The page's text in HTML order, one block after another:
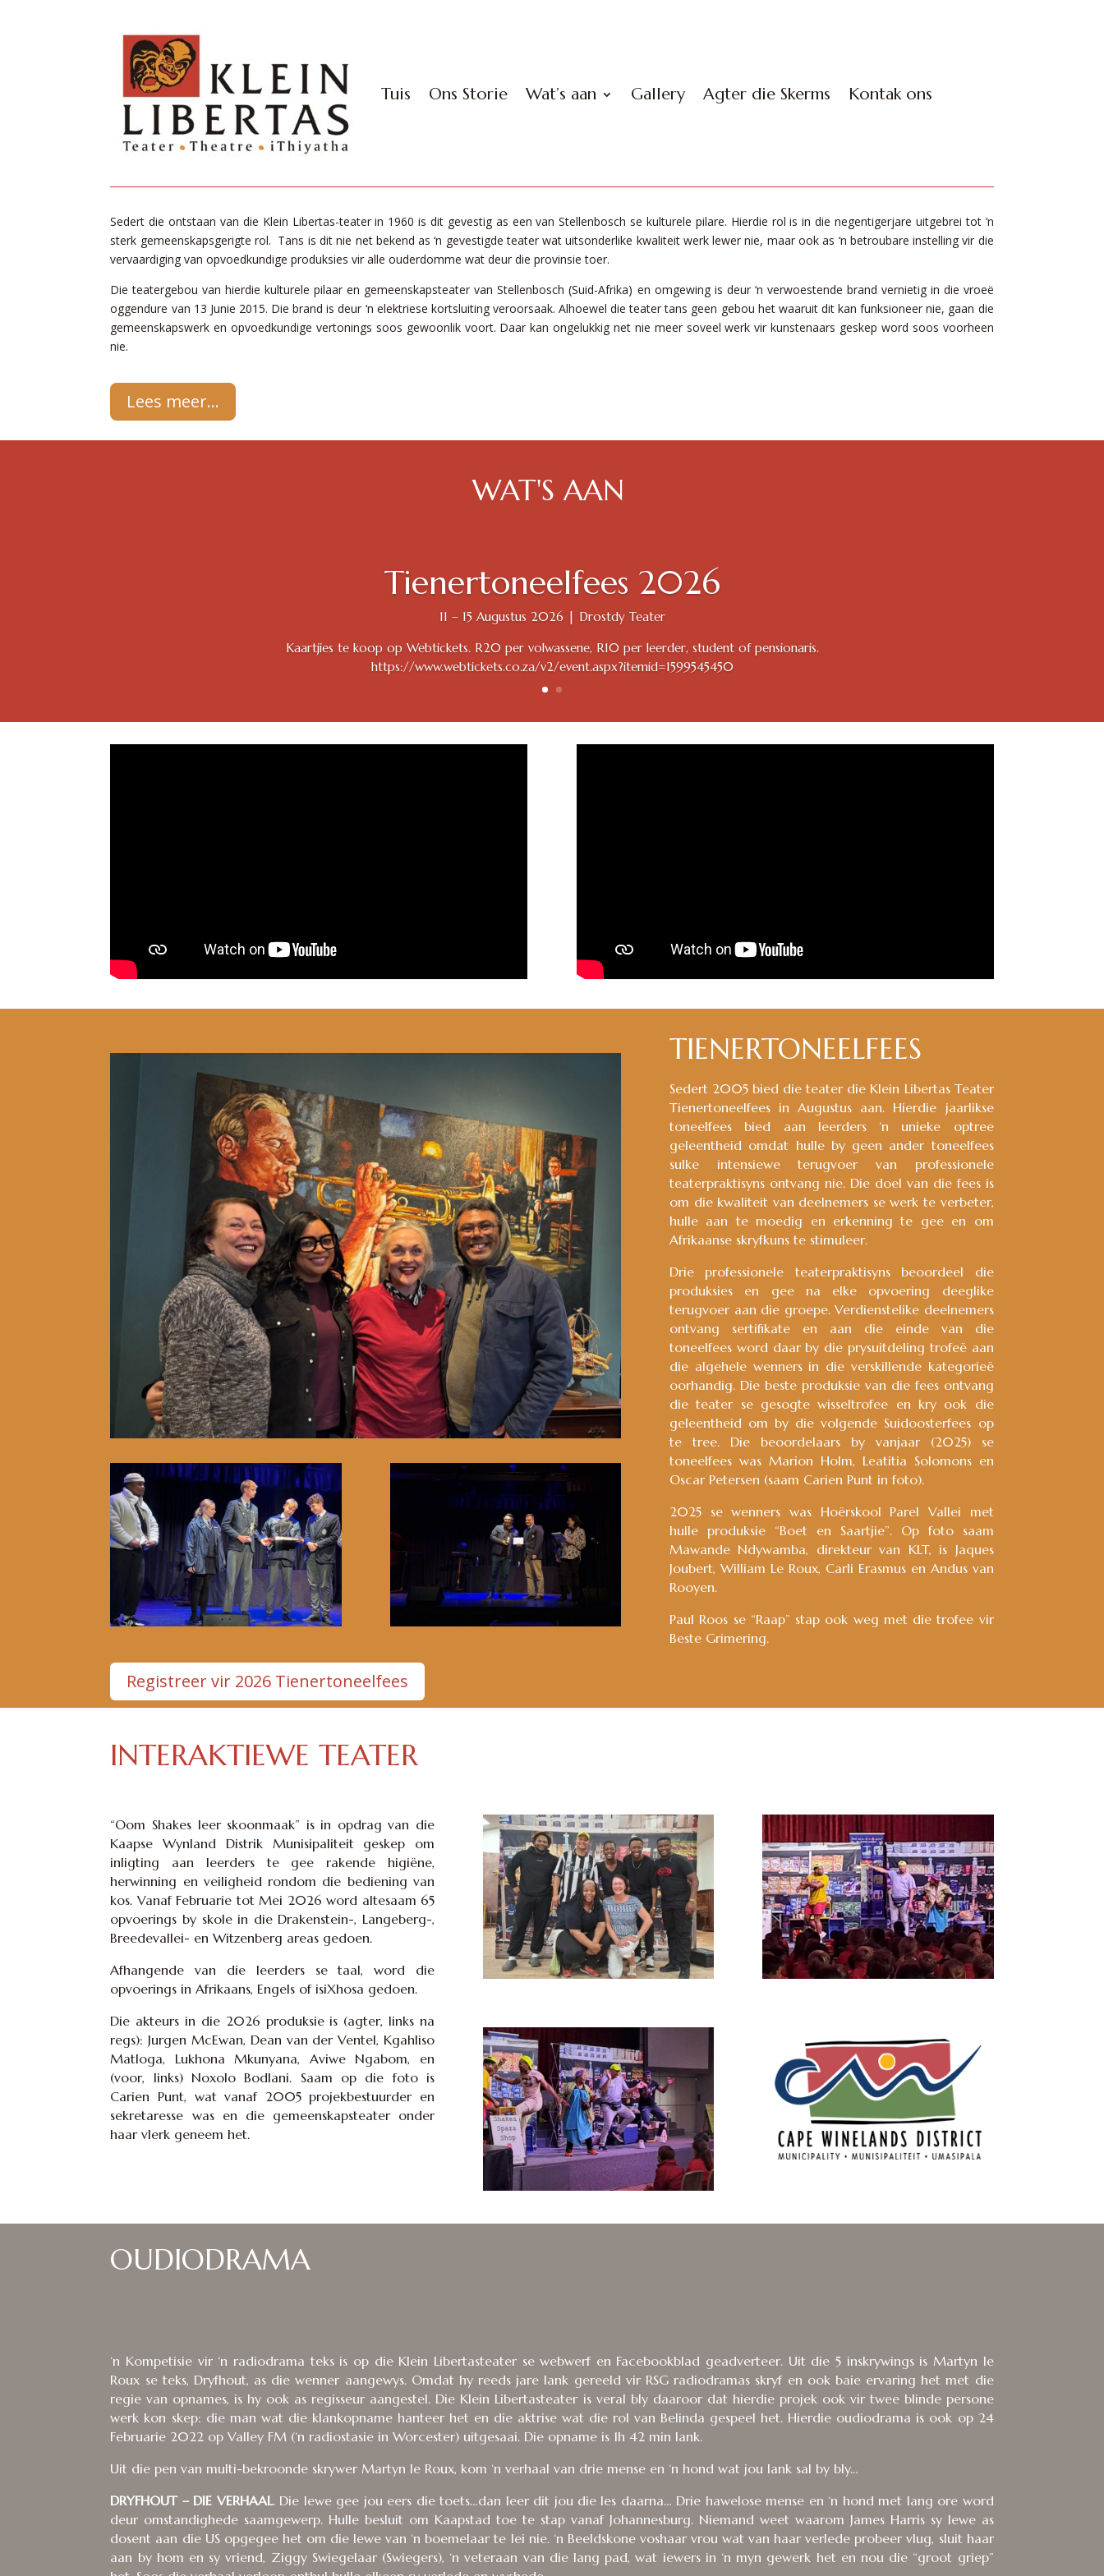
Tuis Ons Storie Wat’s aan Gallery Agter die Skerms Kontak ons
Sedert die ontstaan ​​van die Klein Libertas-teater in 1960 is dit gevestig as een van Stellenbosch se kulturele pilare. Hierdie rol is in die negentigerjare uitgebrei tot ‘n
sterk gemeenskapsgerigte rol. Tans is dit nie net bekend as ‘n gevestigde teater wat uitsonderlike kwaliteit werk lewer nie, maar ook as ‘n betroubare instelling vir die
vervaardiging van opvoedkundige produksies vir alle ouderdomme wat deur die provinsie toer.
Die teatergebou van hierdie kulturele pilaar en gemeenskapsteater van Stellenbosch (Suid-Afrika) en omgewing is deur ‘n verwoestende brand vernietig in die vroeë
oggendure van 13 Junie 2015. Die brand is deur ‘n elektriese kortsluiting veroorsaak. Alhoewel die teater tans geen gebou het waaruit dit kan funksioneer nie, gaan die
gemeenskapswerk en opvoedkundige vertonings soos gewoonlik voort. Daar kan ongelukkig net nie meer soveel werk vir kunstenaars geskep word soos voorheen
nie.
Lees meer...
WAT'S AAN
Tienertoneelfees 2026
11 – 15 Augustus 2026 | Drostdy Teater
Kaartjies te koop op Webtickets. R20 per volwassene, R10 per leerder, student of pensionaris.
https://www.webtickets.co.za/v2/event.aspx?itemid=1599545450
TIENERTONEELFEES
Sedert 2005 bied die teater die Klein Libertas Teater
Tienertoneelfees in Augustus aan. Hierdie jaarlikse
toneelfees bied aan leerders ‘n unieke optree
geleentheid omdat hulle by geen ander toneelfees
sulke intensiewe terugvoer van professionele
teaterpraktisyns ontvang nie. Die doel van die fees is
om die kwaliteit van deelnemers se werk te verbeter,
hulle aan te moedig en erkenning te gee en om
Afrikaanse skryfkuns te stimuleer.
Drie professionele teaterpraktisyns beoordeel die
produksies en gee na elke opvoering deeglike
terugvoer aan die groepe. Verdienstelike deelnemers
ontvang sertifikate en aan die einde van die
toneelfees word daar by die prysuitdeling trofeë aan
die algehele wenners in die verskillende kategorieë
oorhandig. Die beste produksie van die fees ontvang
die teater se gesogte wisseltrofee en kry ook die
geleentheid om by die volgende Suidoosterfees op
te tree. Die beoordelaars by vanjaar (2025) se
toneelfees was Marion Holm, Leatitia Solomons en
Oscar Petersen (saam Carien Punt in foto).
2025 se wenners was Hoërskool Parel Vallei met
hulle produksie “Boet en Saartjie”. Op foto saam
Mawande Ndywamba, direkteur van KLT, is Jaques
Joubert, William Le Roux, Carli Erasmus en Andus van
Rooyen.
Paul Roos se “Raap” stap ook weg met die trofee vir
Beste Grimering.
Registreer vir 2026 Tienertoneelfees
INTERAKTIEWE TEATER
“Oom Shakes leer skoonmaak” is in opdrag van die
Kaapse Wynland Distrik Munisipaliteit geskep om
inligting aan leerders te gee rakende higiëne,
herwinning en veiligheid rondom die bediening van
kos. Vanaf Februarie tot Mei 2026 word altesaam 65
opvoerings by skole in die Drakenstein-, Langeberg-,
Breedevallei- en Witzenberg areas gedoen.
Afhangende van die leerders se taal, word die
opvoerings in Afrikaans, Engels of isiXhosa gedoen.
Die akteurs in die 2026 produksie is (agter, links na
regs): Jurgen McEwan, Dean van der Ventel, Kgahliso
Matloga, Lukhona Mkunyana, Aviwe Ngabom, en
(voor, links) Noxolo Bodlani. Saam op die foto is
Carien Punt, wat vanaf 2005 projekbestuurder en
sekretaresse was en die gemeenskapsteater onder
haar vlerk geneem het.
OUDIODRAMA
‘n Kompetisie vir ‘n radiodrama teks is op die Klein Libertasteater se webwerf en Facebookblad geadverteer. Uit die 5 inskrywings is Martyn le
Roux se teks, Dryfhout, as die wenner aangewys. Omdat hy reeds jare lank gereeld vir RSG radiodramas skryf en ook baie ervaring het met die
regie van opnames, is hy ook as regisseur aangestel. Die Klein Libertasteater is veral bly daaroor dat hierdie projek ook vir twee blinde persone
werk kon skep: die man wat die klankopname hanteer het en die aktrise wat die rol van Belinda gespeel het. Hierdie oudiodrama is ook op 24
Februarie 2022 op Valley FM (‘n radiostasie in Worcester) uitgesaai. Die opname is 1h 42 min lank.
Uit die pen van multi-bekroonde skrywer Martyn le Roux, kom ‘n verhaal van drie mense en ‘n hond wat jou lank sal by bly…
DRYFHOUT – DIE VERHAAL. Die lewe gee jou eers die toets…dan leer dit jou die les daarna… Drie hawelose mense en ‘n hond met lang ore word
deur omstandighede saamgewerp. Hulle besluit om Kaapstad toe te stap vanaf Johannesburg. Niemand weet waarom James Harris sy lewe as
dosent aan die US opgegee het om die lewe van ‘n boemelaar te lei nie. ‘n Beeldskone voshaar vrou wat van haar verlede probeer vlug, sluit haar
aan by hom en sy vriend, Ziggy Swiegelaar (Swiegers), ‘n veteraan van die lang pad, wat iewers in ‘n myn gewerk het en nou die “groot griep”